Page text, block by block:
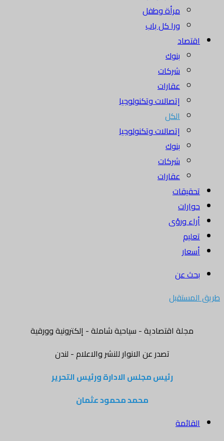
مرأة وطفل
ورا كل باب
اقتصاد
بنوك
شركات
عقارات
إتصالات وتكنولوجيا
الكل
إتصالات وتكنولوجيا
بنوك
شركات
عقارات
تحقيقات
حوارات
أراء ورؤى
تعليم
أسعار
بحث عن
طريق المستقبل
مجلة اقتصادية - سياحية شاملة - إلكترونية وورقية
تصدر عن الانوار للنشر والاعلام - لندن
رئيس مجلس الادارة ورئيس التحرير
محمد محمود عثمان
القائمة